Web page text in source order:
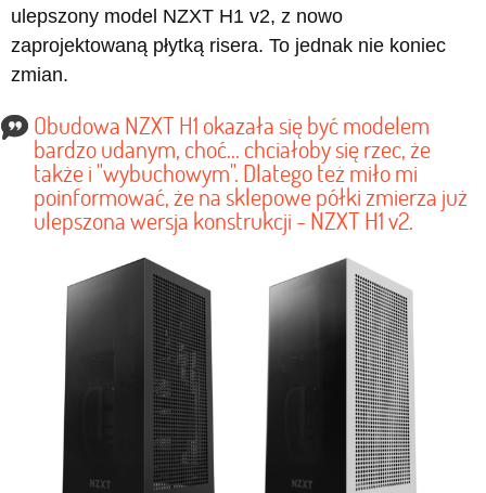
ulepszony model NZXT H1 v2, z nowo
zaprojektowaną płytką risera. To jednak nie koniec
zmian.
Obudowa NZXT H1 okazała się być modelem
bardzo udanym, choć... chciałoby się rzec, że
także i "wybuchowym". Dlatego też miło mi
poinformować, że na sklepowe półki zmierza już
ulepszona wersja konstrukcji - NZXT H1 v2.